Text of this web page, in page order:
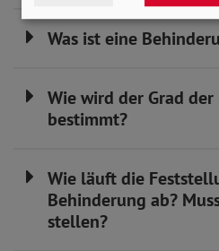
Was ist eine
Wie wird der Grad
bestimmt?
Wie läuft die
Behinderung ab?
stellen?